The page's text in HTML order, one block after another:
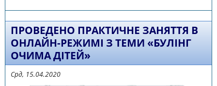
РОБОТИ ЗЗСО
ПРОВЕДЕНО ПРАКТИЧНЕ ЗАНЯТТЯ В
ОНЛАЙН-РЕЖИМІ З ТЕМИ «БУЛІНГ
ОЧИМА ДІТЕЙ»
Срд, 15.04.2020